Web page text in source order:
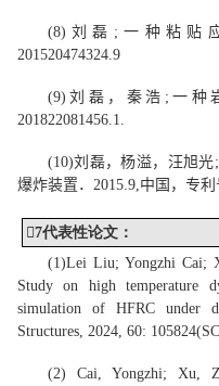
(8) 刘磊 ; 一种粘贴
201520474324.9
(9) 刘磊， 秦浩 ; 一种
201822081456.1.
(10)刘磊，杨溢，汪旭光;
爆炸装置．2015.9,中国，专利
7代表性论文：
(1)Lei Liu; Yongzhi Cai;
Study on high temperature
simulation of HFRC under
Structures, 2024, 60: 105824(
(2) Cai, Yongzhi; Xu,